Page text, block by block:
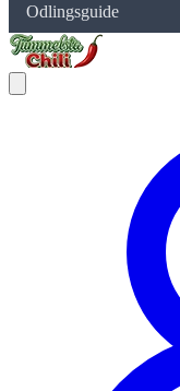
Odlingsguide